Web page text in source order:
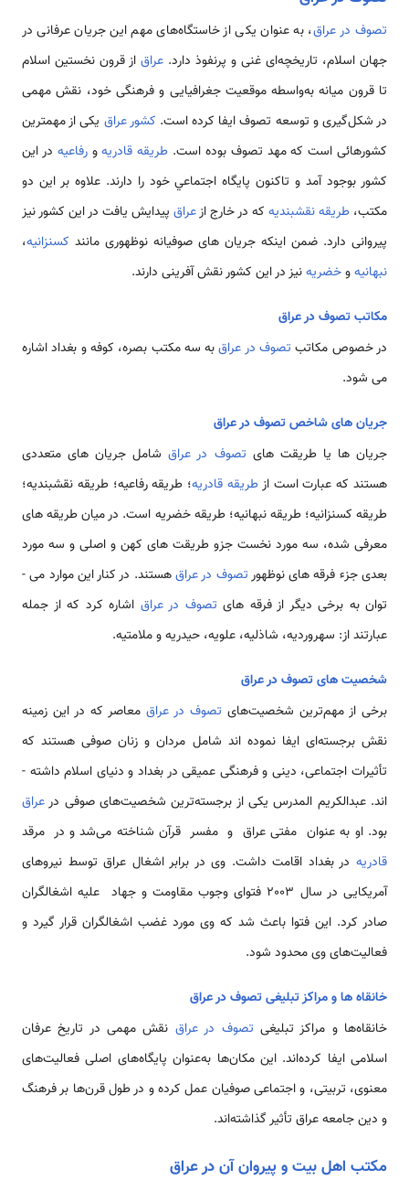
تصوف در عراق، به عنوان یکی از خاستگاه‌های مهم این جریان عرفانی در
جهان اسلام، تاریخچه‌ای غنی و پرنفوذ دارد. عراق از قرون نخستین اسلام
تا قرون میانه به‌واسطه موقعیت جغرافیایی و فرهنگی خود، نقش مهمی
در شکل‌گیری و توسعه تصوف ایفا کرده است. کشور عراق يکی از مهمترين
کشورهائی است که مهد تصوف بوده است. طريقه قادريهورفاعيه در اين
کشور بوجود آمد و تاکنون پايگاه اجتماعي خود را دارند. علاوه بر اين دو
مکتب، طريقه نقشبنديه که در خارج ازعراق پيدايش يافت در اين کشور نيز
پيروانی دارد. ضمن اینکه جریان های صوفیانه نوظهوری مانند کسنزانیه،
نبهانیهوخضریهنیز در این کشور نقش ­آفرینی دارند.
مکاتب تصوف در عراق
در خصوص مکاتب تصوف در عراقبه سه مکتب بصره، کوفه و بغداد اشاره
می­ شود.
جریان های شاخص تصوف در عراق
جریان ها یا طریقت­ های تصوف در عراقشامل جریان های متعددی
هستند که عبارت است ازطریقه قادریه؛ طریقه رفاعيه؛ طریقه نقشبنديه؛
طریقه کسنزانیه؛ طریقه نبهانیه؛ طریقه خضریه است. در میان طریقه ­های
معرفی شده، سه مورد نخست جزو طریقت های کهن و اصلی و سه مورد
بعدی جزء فرقه ­های نوظهورتصوف در عراقهستند. در کنار این موارد می ­
توان به برخی دیگر از فرقه­ های تصوف در عراق اشاره کرد که از جمله
عبارتند از: سهروردیه، شاذلیه، علویه، حیدریه و ملامتیه.
شخصیت های تصوف در عراق
برخی از مهم‌ترین شخصیت‌های تصوف در عراق معاصر که در این زمینه
نقش برجسته‌ای ایفا نموده ­اند شامل مردان و زنان صوفی هستند که
تأثیرات اجتماعی، دینی و فرهنگی عمیقی در بغداد و دنیای اسلام داشته ­
اند. عبدالکریم المدرس یکی از برجسته‌ترین شخصیت‌های صوفی درعراق
بود. او به عنوان مفتی عراق و مفسر قرآن شناخته می‌شد و در مرقد
قادریه در بغداد اقامت داشت. وی در برابر اشغال عراق توسط نیروهای
آمریکایی در سال 2003 فتوای وجوب مقاومت و جهاد علیه اشغالگران
صادر کرد. این فتوا باعث شد که وی مورد غضب اشغالگران قرار گیرد و
فعالیت‌های وی محدود شود.
خانقاه ­ها و مراکز تبلیغی تصوف در عراق
خانقاه‌ها و مراکز تبلیغی تصوف در عراق نقش مهمی در تاریخ عرفان
اسلامی ایفا کرده‌اند. این مکان‌ها به‌عنوان پایگاه‌های اصلی فعالیت‌های
معنوی، تربیتی، و اجتماعی صوفیان عمل کرده و در طول قرن‌ها بر فرهنگ
و دین جامعه عراق تأثیر گذاشته‌اند.
مکتب اهل بیت و پیروان آن در عراق